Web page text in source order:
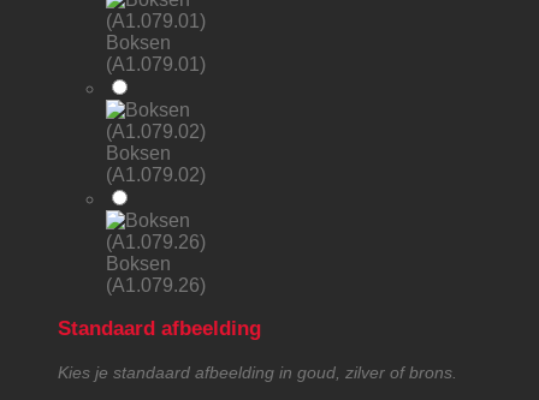
Boksen
(A1.079.01)
Boksen
(A1.079.02)
Boksen
(A1.079.26)
Standaard afbeelding
Kies je standaard afbeelding in goud, zilver of brons.